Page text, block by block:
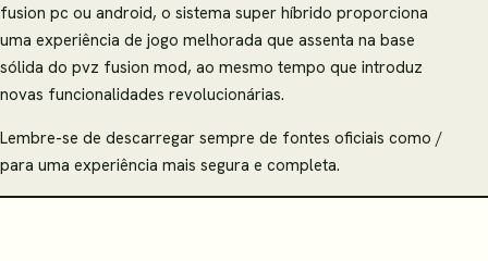
fusion pc ou android, o sistema super híbrido proporciona
uma experiência de jogo melhorada que assenta na base
sólida do pvz fusion mod, ao mesmo tempo que introduz
novas funcionalidades revolucionárias.
Lembre-se de descarregar sempre de fontes oficiais como /
para uma experiência mais segura e completa.